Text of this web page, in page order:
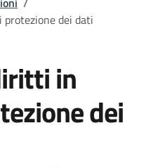
dei dati
in
dei